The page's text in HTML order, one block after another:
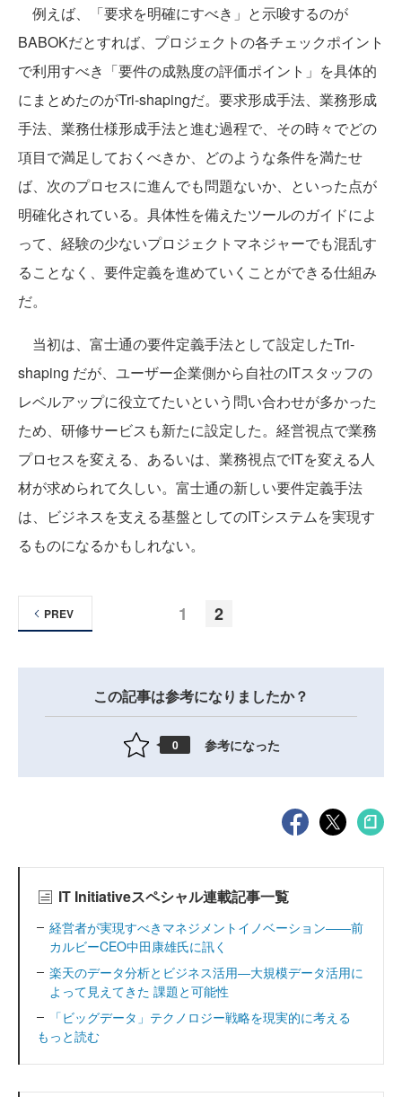
例えば、「要求を明確にすべき」と示唆するのが
BABOKだとすれば、プロジェクトの各チェックポイント
で利用すべき「要件の成熟度の評価ポイント」を具体的
にまとめたのがTri-shapingだ。要求形成手法、業務形成
手法、業務仕様形成手法と進む過程で、その時々でどの
項目で満足しておくべきか、どのような条件を満たせ
ば、次のプロセスに進んでも問題ないか、といった点が
明確化されている。具体性を備えたツールのガイドによ
って、経験の少ないプロジェクトマネジャーでも混乱す
ることなく、要件定義を進めていくことができる仕組み
だ。
当初は、富士通の要件定義手法として設定したTri-
shaping だが、ユーザー企業側から自社のITスタッフの
レベルアップに役立てたいという問い合わせが多かった
ため、研修サービスも新たに設定した。経営視点で業務
プロセスを変える、あるいは、業務視点でITを変える人
材が求められて久しい。富士通の新しい要件定義手法
は、ビジネスを支える基盤としてのITシステムを実現す
るものになるかもしれない。
1 2
PREV
この記事は参考になりましたか？
0 参考になった
IT Initiativeスペシャル連載記事一覧
経営者が実現すべきマネジメントイノベーション――前
カルビーCEO中田康雄氏に訊く
楽天のデータ分析とビジネス活用―大規模データ活用に
よって見えてきた 課題と可能性
「ビッグデータ」テクノロジー戦略を現実的に考える
もっと読む